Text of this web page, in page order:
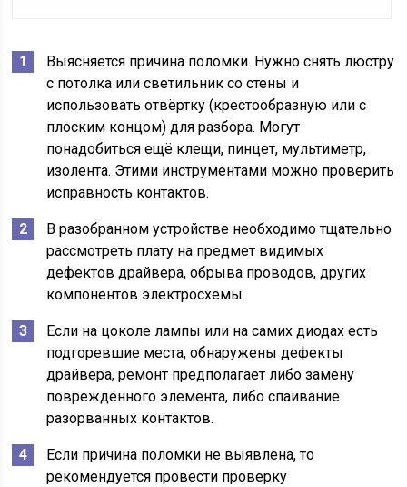
Выясняется причина поломки. Нужно снять люстру
с потолка или светильник со стены и
использовать отвёртку (крестообразную или с
плоским концом) для разбора. Могут
понадобиться ещё клещи, пинцет, мультиметр,
изолента. Этими инструментами можно проверить
исправность контактов.
В разобранном устройстве необходимо тщательно
рассмотреть плату на предмет видимых
дефектов драйвера, обрыва проводов, других
компонентов электросхемы.
Если на цоколе лампы или на самих диодах есть
подгоревшие места, обнаружены дефекты
драйвера, ремонт предполагает либо замену
повреждённого элемента, либо спаивание
разорванных контактов.
Если причина поломки не выявлена, то
рекомендуется провести проверку